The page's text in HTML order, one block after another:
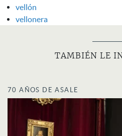
vellón
vellonera
TAMBIÉN LE
70 AÑOS DE ASALE